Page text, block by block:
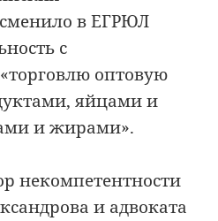
в ЕГРЮЛ
с
оптовую
яйцами и
и жирами».
некомпетентности
и адвоката